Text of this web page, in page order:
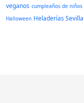
veganos cumpleaños de niños
Halloween Heladerías Sevilla